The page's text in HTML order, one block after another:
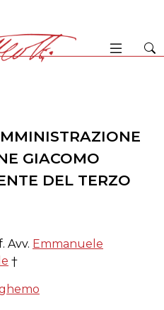
GIACOMO
DEL TERZO
Avv. Emmanuele
†